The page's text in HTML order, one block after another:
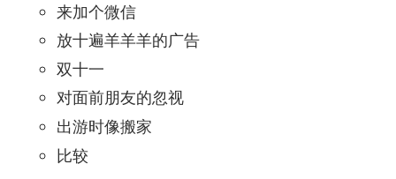
来加个微信
放十遍羊羊羊的广告
双十一
对面前朋友的忽视
出游时像搬家
比较